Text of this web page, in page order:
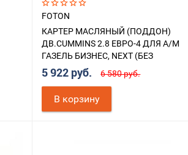
FOTON
КАРТЕР МАСЛЯНЫЙ (ПОДДОН)
ДВ.CUMMINS 2.8 ЕВРО-4 ДЛЯ А/М
ГАЗЕЛЬ БИЗНЕС, NEXT (БЕЗ
ОТВЕРСТИЯ)
5 922 руб. 6 580 руб.
В корзину